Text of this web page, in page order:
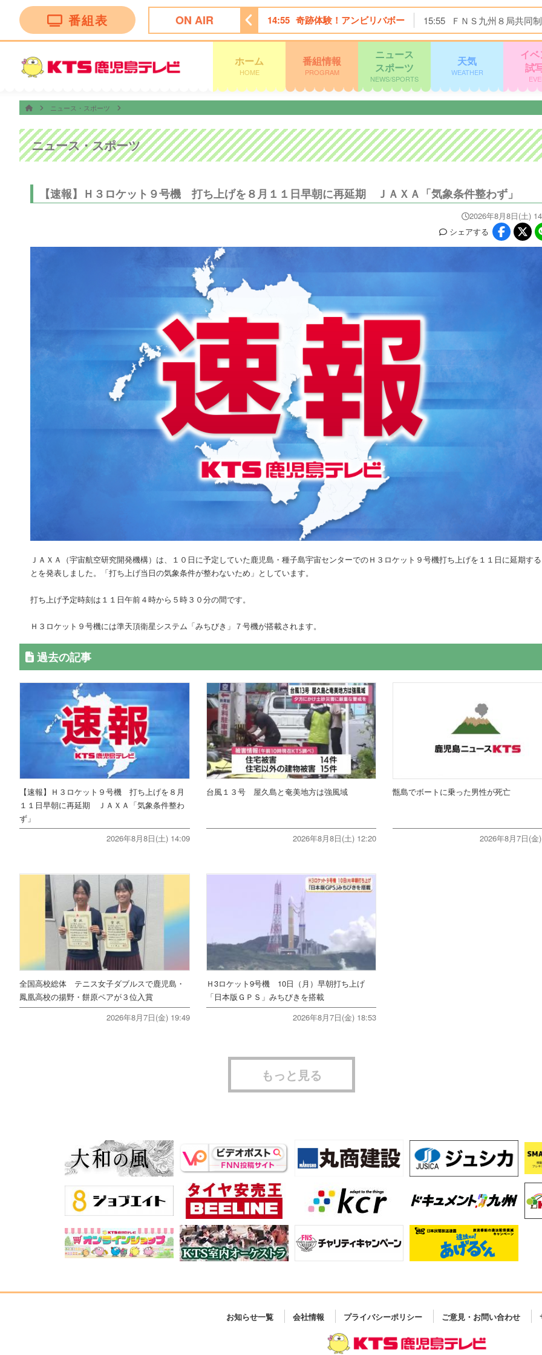
番組表 ON AIR
ぽよチャンネル 14:00 リリーとリリー〜大分アート旅〜 14:55 奇跡体験！アンビリバボー 15:55 ＦＮＳ九州８局共同
ホーム
HOME
番組情報
PROGRAM
ニュース
スポーツ
NEWS/SPORTS
天気
WEATHER
イ
試
ニュース・スポーツ
ニュース・スポーツ
【速報】Ｈ３ロケット９号機 打ち上げを８月１１日早朝に再延期 ＪＡＸＡ「気象条件整わず」
2026年8月8日(土)
シェアする
ＪＡＸＡ（宇宙航空研究開発機構）は、１０日に予定していた鹿児島・種子島宇宙センターでのＨ３ロケット９号機打ち上げを１１日に延期す
とを発表しました。「打ち上げ当日の気象条件が整わないため」としています。
打ち上げ予定時刻は１１日午前４時から５時３０分の間です。
Ｈ３ロケット９号機には準天頂衛星システム「みちびき」７号機が搭載されます。
過去の記事
【速報】Ｈ３ロケット９号機 打ち上げを８月
１１日早朝に再延期 ＪＡＸＡ「気象条件整わ
ず」
2026年8月8日(土) 14:09
台風１３号 屋久島と奄美地方は強風域
2026年8月8日(土) 12:20
甑島でボートに乗った男性が死亡
2026年8月7日(金
全国高校総体 テニス女子ダブルスで鹿児島・
鳳凰高校の揚野・餅原ペアが３位入賞
2026年8月7日(金) 19:49
Ｈ3ロケット9号機 10日（月）早朝打ち上げ
「日本版ＧＰＳ」みちびきを搭載
2026年8月7日(金) 18:53
もっと見る
お知らせ一覧 会社情報 プライバシーポリシー ご意見・お問い合わせ